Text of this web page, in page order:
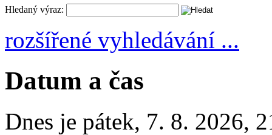
Hledaný výraz:
rozšířené vyhledávání ...
Datum a čas
Dnes je pátek, 7. 8. 2026,